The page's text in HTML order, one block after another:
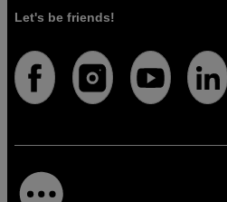
Let's be friends!